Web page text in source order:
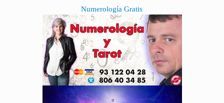
Sidebar Numerología Gratis